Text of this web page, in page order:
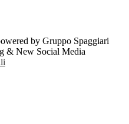
by Gruppo Spaggiari
& New Social Media